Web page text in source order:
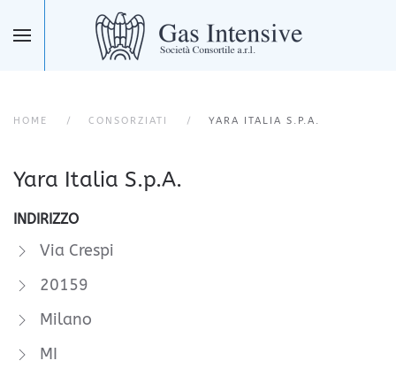
Skip to main content
HOME CONSORZIATI YARA ITALIA S.P.A.
Yara Italia S.p.A.
INDIRIZZO
Via Crespi
20159
Milano
MI